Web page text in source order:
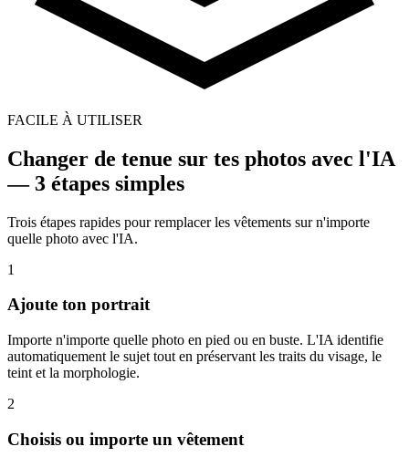
FACILE À UTILISER
Changer de tenue sur tes photos avec l'IA
— 3 étapes simples
Trois étapes rapides pour remplacer les vêtements sur n'importe
quelle photo avec l'IA.
1
Ajoute ton portrait
Importe n'importe quelle photo en pied ou en buste. L'IA identifie
automatiquement le sujet tout en préservant les traits du visage, le
teint et la morphologie.
2
Choisis ou importe un vêtement